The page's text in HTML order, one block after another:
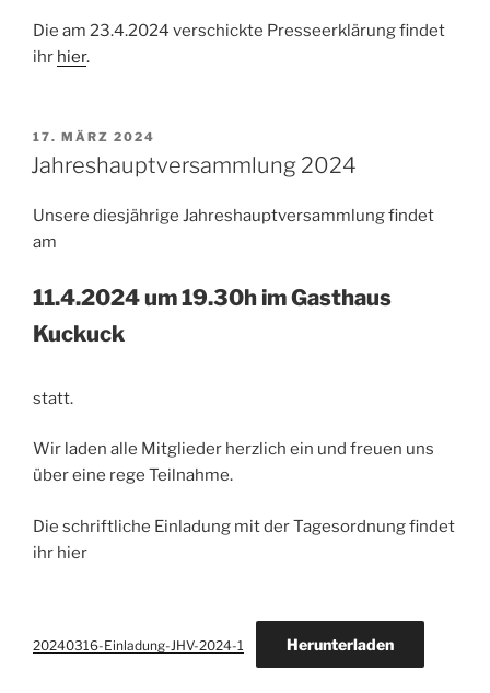
Die am 23.4.2024 verschickte Presseerklärung findet
ihr hier.
VERÖFFENTLICHT
AM
17. MÄRZ 2024
Jahreshauptversammlung 2024
Unsere diesjährige Jahreshauptversammlung findet
am
11.4.2024 um 19.30h im Gasthaus
Kuckuck
statt.
Wir laden alle Mitglieder herzlich ein und freuen uns
über eine rege Teilnahme.
Die schriftliche Einladung mit der Tagesordnung findet
ihr hier
20240316-Einladung-JHV-2024-1 Herunterladen